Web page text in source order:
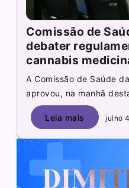
Comissão de
debater
cannabis
A Comissão de Saúde
aprovou, na manhã
Leia mais julho